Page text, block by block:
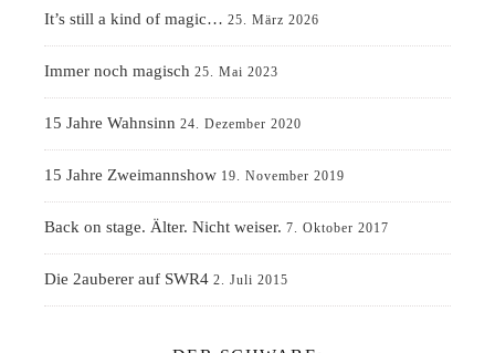
It’s still a kind of magic… 25. März 2026
Immer noch magisch 25. Mai 2023
15 Jahre Wahnsinn 24. Dezember 2020
15 Jahre Zweimannshow 19. November 2019
Back on stage. Älter. Nicht weiser. 7. Oktober 2017
Die 2auberer auf SWR4 2. Juli 2015